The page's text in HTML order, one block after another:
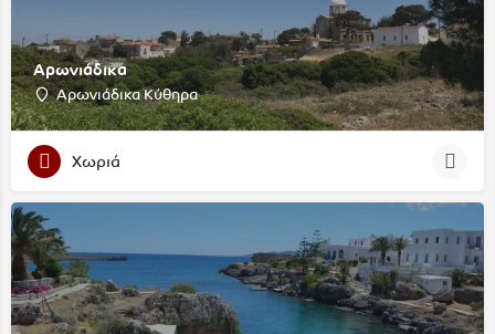
Αρωνιάδικα
Αρωνιάδικα Κύθηρα
Χωριά